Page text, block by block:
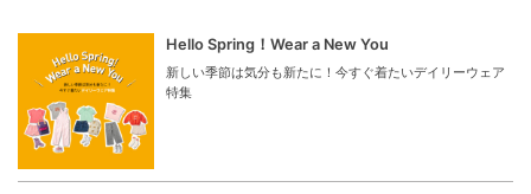
Hello Spring！Wear a New You
新しい季節は気分も新たに！今すぐ着たいデイリーウェア
特集